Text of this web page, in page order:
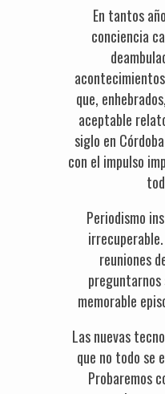
En tantos
conciencia
que,
aceptable
siglo en
con el impulso
Periodismo
reuniones
preguntarnos
memorable
Las nuevas
que no todo se
Probaremos